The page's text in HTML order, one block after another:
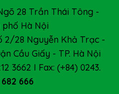
28 Trần Thái Tông -
phố Hà Nội
2/28 Nguyễn Khả Trạc -
Cầu Giấy - TP. Hà Nội
3662 I Fax: (+84) 0243.
666